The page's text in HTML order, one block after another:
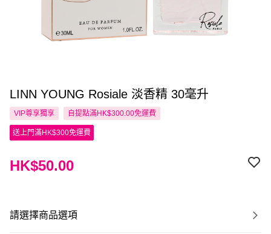
LINN YOUNG Rosiale 淡香精 30毫升
VIP尊享獨享 自提點滿HK$300.00免運費
送上門滿HK$300免運費
HK$50.00
請選擇商品選項